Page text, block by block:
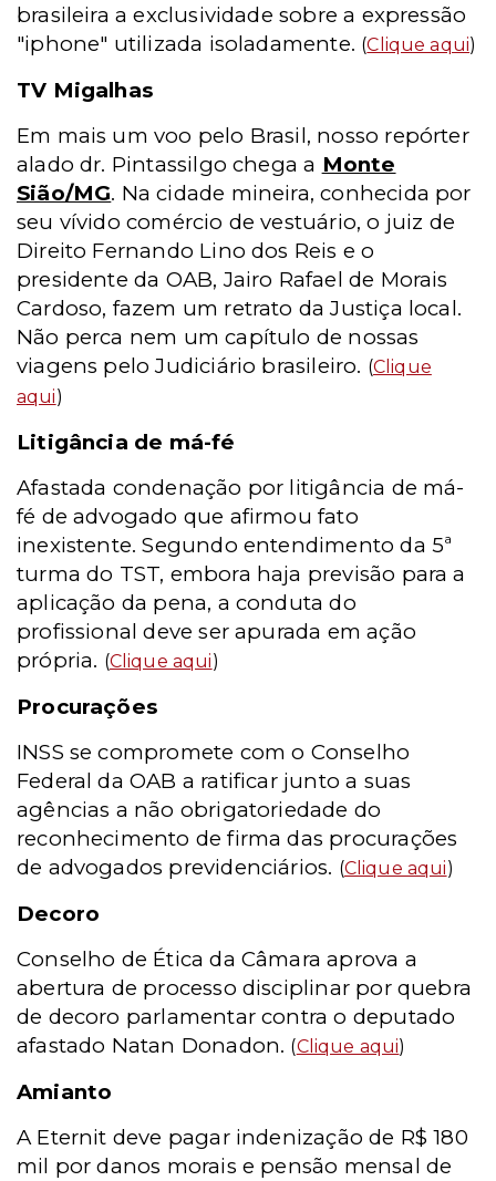
brasileira a exclusividade sobre a expressão
"iphone" utilizada isoladamente. (Clique aqui)
TV Migalhas
Em mais um voo pelo Brasil, nosso repórter
alado dr. Pintassilgo chega a Monte
Sião/MG. Na cidade mineira, conhecida por
seu vívido comércio de vestuário, o juiz de
Direito Fernando Lino dos Reis e o
presidente da OAB, Jairo Rafael de Morais
Cardoso, fazem um retrato da Justiça local.
Não perca nem um capítulo de nossas
viagens pelo Judiciário brasileiro. (Clique
aqui)
Litigância de má-fé
Afastada condenação por litigância de má-
fé de advogado que afirmou fato
inexistente. Segundo entendimento da 5ª
turma do TST, embora haja previsão para a
aplicação da pena, a conduta do
profissional deve ser apurada em ação
própria. (Clique aqui)
Procurações
INSS se compromete com o Conselho
Federal da OAB a ratificar junto a suas
agências a não obrigatoriedade do
reconhecimento de firma das procurações
de advogados previdenciários. (Clique aqui)
Decoro
Conselho de Ética da Câmara aprova a
abertura de processo disciplinar por quebra
de decoro parlamentar contra o deputado
afastado Natan Donadon. (Clique aqui)
Amianto
A Eternit deve pagar indenização de R$ 180
mil por danos morais e pensão mensal de